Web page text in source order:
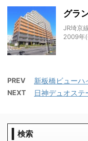
グラ
JR埼京
2009年
PREV 新板橋ビューハ
NEXT 日神デュオステ
検索